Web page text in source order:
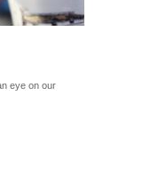
eye on our